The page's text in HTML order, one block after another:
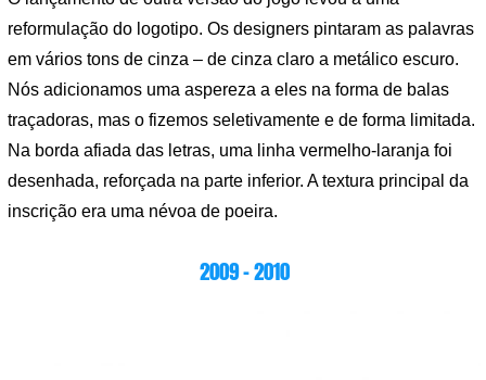
reformulação do logotipo. Os designers pintaram as palavras
em vários tons de cinza – de cinza claro a metálico escuro.
Nós adicionamos uma aspereza a eles na forma de balas
traçadoras, mas o fizemos seletivamente e de forma limitada.
Na borda afiada das letras, uma linha vermelho-laranja foi
desenhada, reforçada na parte inferior. A textura principal da
inscrição era uma névoa de poeira.
2009 – 2010